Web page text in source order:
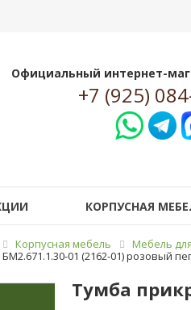
Официальный интернет-
+7 (925)
КОРПУСНАЯ
Корпусная мебель Мебель
01 (2162-01) розовый
Тумба